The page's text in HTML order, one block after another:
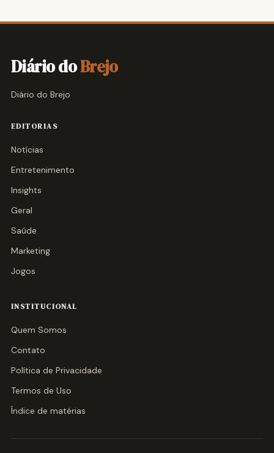
Diário doBrejo
Diário do Brejo
EDITORIAS
Notícias
Entretenimento
Insights
Geral
Saúde
Marketing
Jogos
INSTITUCIONAL
Quem Somos
Contato
Política de Privacidade
Termos de Uso
Índice de matérias